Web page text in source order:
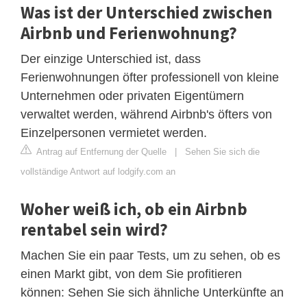
Was ist der Unterschied zwischen
Airbnb und Ferienwohnung?
Der einzige Unterschied ist, dass
Ferienwohnungen öfter professionell von kleine
Unternehmen oder privaten Eigentümern
verwaltet werden, während Airbnb's öfters von
Einzelpersonen vermietet werden.
Antrag auf Entfernung der Quelle | Sehen Sie sich die
vollständige Antwort auf lodgify.com an
Woher weiß ich, ob ein Airbnb
rentabel sein wird?
Machen Sie ein paar Tests, um zu sehen, ob es
einen Markt gibt, von dem Sie profitieren
können: Sehen Sie sich ähnliche Unterkünfte an